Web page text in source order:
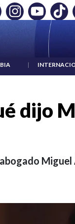
| "HABLAR NO ES
|
dijo